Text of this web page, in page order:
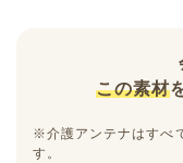
この素材
※介護アンテナはすべ
す。